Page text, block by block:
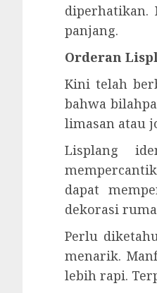
diperhatikan.
panjang.
Orderan
Kini telah
bahwa
limasan atau
Lisplang
dapat
dekorasi
Perlu
menarik.
lebih rapi.